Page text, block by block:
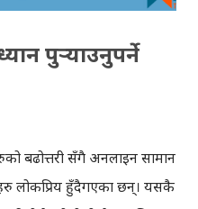
पुर्‍याउनुपर्ने
बढोत्तरी सँगै अनलाईन सामान
लोकप्रिय हुँदैगएका छन्। यसकै